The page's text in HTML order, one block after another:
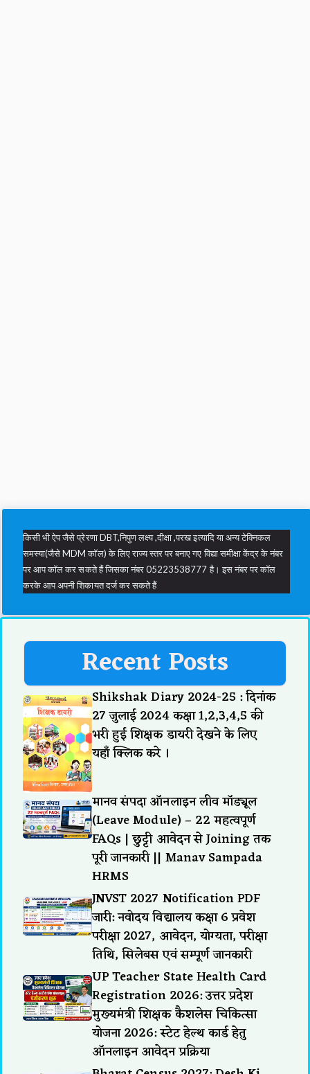
किसी भी ऐप जैसे प्रेरणा DBT,निपुण लक्ष्य ,दीक्षा ,परख इत्यादि या अन्य टेक्निकल
समस्या(जैसे MDM कॉल) के लिए राज्य स्तर पर बनाए गए विद्या समीक्षा केंद्र के नंबर
पर आप कॉल कर सकते हैं जिसका नंबर 05223538777 है। इस नंबर पर कॉल
करके आप अपनी शिकायत दर्ज कर सकते हैं
Recent Posts
Shikshak Diary 2024-25 : दिनांक
27 जुलाई 2024 कक्षा 1,2,3,4,5 की
भरी हुई शिक्षक डायरी देखने के लिए
यहाँ क्लिक करे ।
मानव संपदा ऑनलाइन लीव मॉड्यूल
(Leave Module) – 22 महत्वपूर्ण
FAQs | छुट्टी आवेदन से Joining तक
पूरी जानकारी || Manav Sampada
HRMS
JNVST 2027 Notification PDF
जारी: नवोदय विद्यालय कक्षा 6 प्रवेश
परीक्षा 2027, आवेदन, योग्यता, परीक्षा
तिथि, सिलेबस एवं सम्पूर्ण जानकारी
UP Teacher State Health Card
Registration 2026: उत्तर प्रदेश
मुख्यमंत्री शिक्षक कैशलेस चिकित्सा
योजना 2026: स्टेट हेल्थ कार्ड हेतु
ऑनलाइन आवेदन प्रक्रिया